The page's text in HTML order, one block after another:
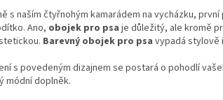
s naším čtyřnohým kamarádem na vycházku, první
Ano, obojek pro psa je důležitý, ale kromě
Barevný obojek pro psa vypadá stylově
s povedeným dizajnem se postará o pohodlí
módní doplněk.